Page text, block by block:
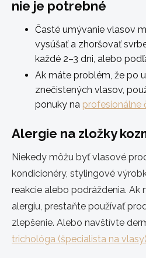
nie je potrebné
Časté umývanie vlasov
vysúšať a zhoršovať
každé 2–3 dni, alebo
Ak máte problém, že po
znečistených vlasov,
ponuky na profesionálne
Alergie na zložky
Niekedy môžu byť vlasové
kondicionéry, stylingové
reakcie alebo podráždenia. Ak
alergiu, prestaňte používať
zlepšenie. Alebo navštívte
trichológa (špecialista na vlasy)